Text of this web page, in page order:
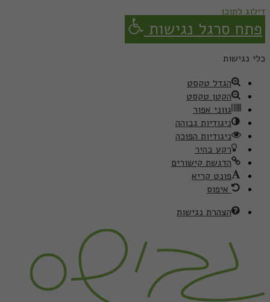
דילוג לתוכן
פתח סרגל נגישות
כלי נגישות
הגדל טקסט
הקטן טקסט
גווני אפור
ניגודיות גבוהה
ניגודיות הפוכה
רקע בהיר
הדגשת קישורים
פונט קריא
איפוס
הצהרת נגישות